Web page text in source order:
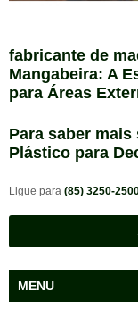
fabricante de
Mangabeira: A
para Áreas
Para saber
Plástico para
Ligue para (85) 3250-
MENU